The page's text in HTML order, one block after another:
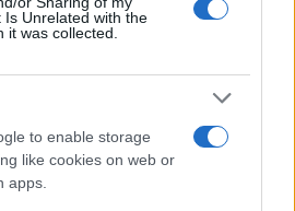
Is Unrelated with the
it was collected.
to enable storage
like cookies on web or
apps.
δες περισσότερο
αναζήτηση τηςGoogle